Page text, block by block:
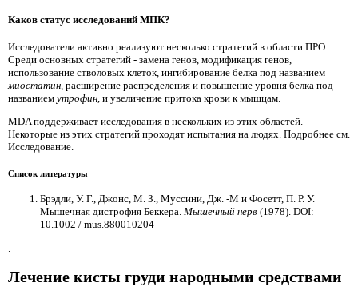
Каков статус исследований МПК?
Исследователи активно реализуют несколько стратегий в области ПРО.
Среди основных стратегий - замена генов, модификация генов,
использование стволовых клеток, ингибирование белка под названием
миостатин, расширение распределения и повышение уровня белка под
названием утрофин, и увеличение притока крови к мышцам.
MDA поддерживает исследования в нескольких из этих областей.
Некоторые из этих стратегий проходят испытания на людях. Подробнее см.
Исследование.
Список литературы
Брэдли, У. Г., Джонс, М. З., Муссини, Дж. -М и Фосетт, П. Р. У.
Мышечная дистрофия Беккера. Мышечный нерв (1978). DOI:
10.1002 / mus.880010204
Лечение кисты груди народными средствами